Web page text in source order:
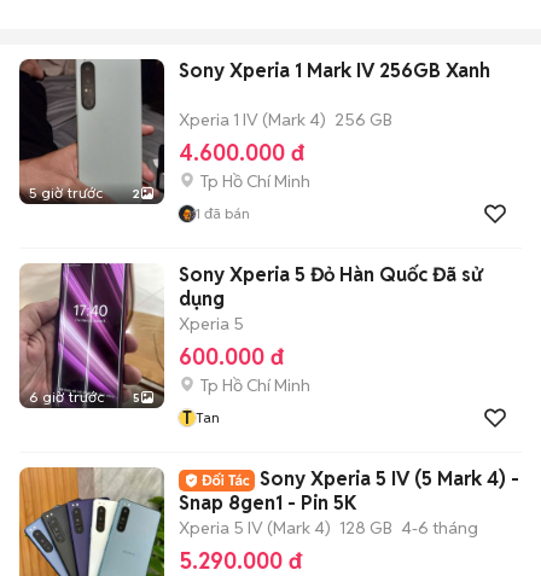
5 giờ trước 2
Sony Xperia 1 Mark IV 256GB Xanh
Xperia 1 IV (Mark 4) 256 GB
4.600.000 đ
Tp Hồ Chí Minh
1 đã bán
6 giờ trước 5
Sony Xperia 5 Đỏ Hàn Quốc Đã sử
dụng
Xperia 5
600.000 đ
Tp Hồ Chí Minh
T Tan
Sony Xperia 5 IV (5 Mark 4) -
Snap 8gen1 - Pin 5K
Xperia 5 IV (Mark 4) 128 GB 4-6 tháng
5.290.000 đ